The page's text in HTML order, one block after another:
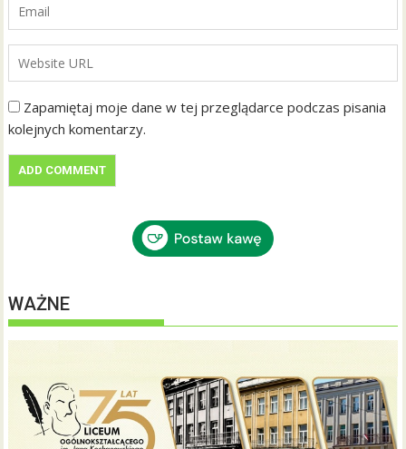
Zapamiętaj moje dane w tej przeglądarce podczas pisania
kolejnych komentarzy.
WAŻNE